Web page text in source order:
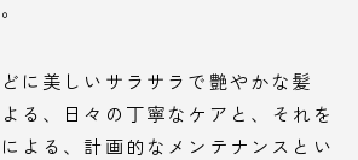
に美しいサラサラで艶やかな髪
る、日々の丁寧なケアと、それを
よる、計画的なメンテナンスとい